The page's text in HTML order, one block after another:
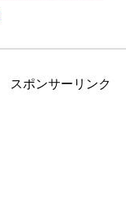
スポンサーリンク